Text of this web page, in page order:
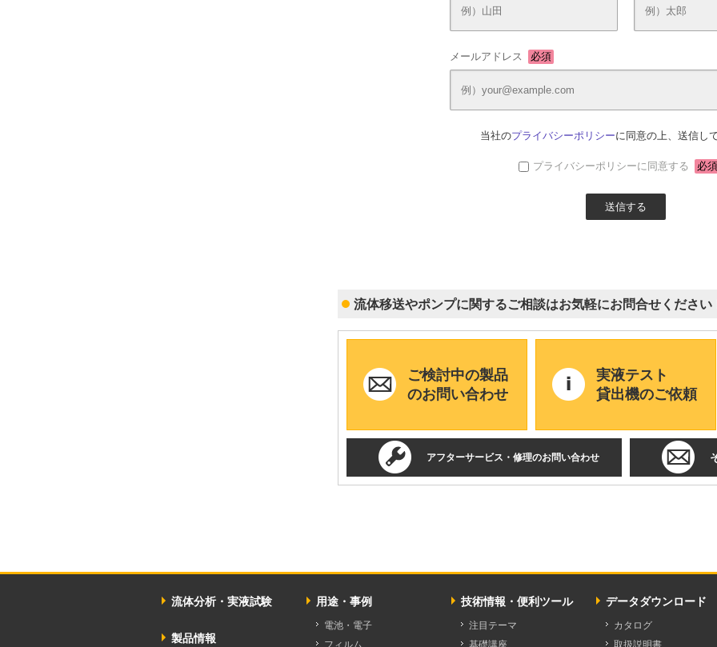
メールアドレス 必須
当社のプライバシーポリシーに同意の上、送信し
プライバシーポリシーに同意する 必須
流体移送やポンプに関するご相談はお気軽にお問合せください
ご検討中の製品
のお問い合わせ
実液テスト
貸出機のご依頼
アフターサービス・修理のお問い合わせ
流体分析・実液試験
製品情報
用途・事例
電池・電子
フィルム
技術情報・便利ツール
注目テーマ
基礎講座
データダウンロード
カタログ
取扱説明書